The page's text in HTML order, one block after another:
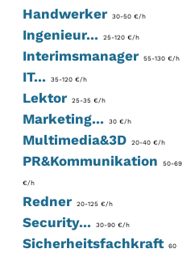
Handwerker 30-50 €/h
Ingenieur...25-120 €/h
Interimsmanager 55-130 €/h
IT...35-120 €/h
Lektor 25-35 €/h
Marketing...30 €/h
Multimedia&3D20-40 €/h
PR&Kommunikation 50-69
€/h
Redner 20-125 €/h
Security...30-90 €/h
Sicherheitsfachkraft60